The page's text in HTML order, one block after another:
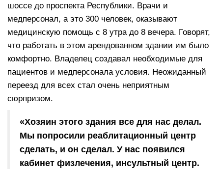
шоссе до проспекта Республики. Врачи и
медперсонал, а это 300 человек, оказывают
медицинскую помощь с 8 утра до 8 вечера. Говорят,
что работать в этом арендованном здании им было
комфортно. Владелец создавал необходимые для
пациентов и медперсонала условия. Неожиданный
переезд для всех стал очень неприятным
сюрпризом.
«Хозяин этого здания все для нас делал.
Мы попросили реаблитационный центр
сделать, и он сделал. У нас появился
кабинет физлечения, инсультный центр.